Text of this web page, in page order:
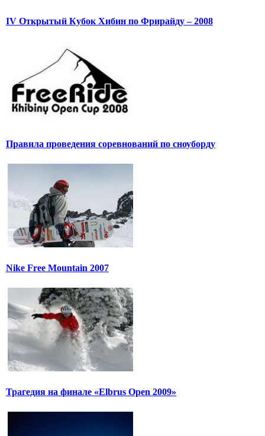
IV Открытый Кубок Хибин по Фрирайду – 2008
Правила проведения соревнований по сноуборду
Nike Free Mountain 2007
Трагедия на финале «Elbrus Open 2009»